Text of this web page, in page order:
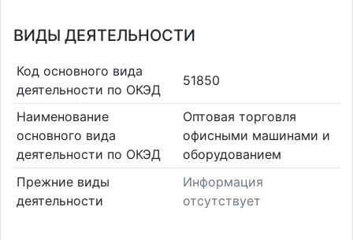
ВИДЫ ДЕЯТЕЛЬНОСТИ
Код основного вида
деятельности по ОКЭД
51850
Наименование
основного вида
деятельности по ОКЭД
Оптовая торговля
офисными машинами и
оборудованием
Прежние виды
деятельности
Информация
отсутствует